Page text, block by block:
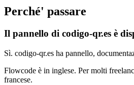
Perché' passare
Il pannello di codigo-qr.es è
Sì. codigo-qr.es ha pannello,
Flowcode è in inglese. Per molti
francese.